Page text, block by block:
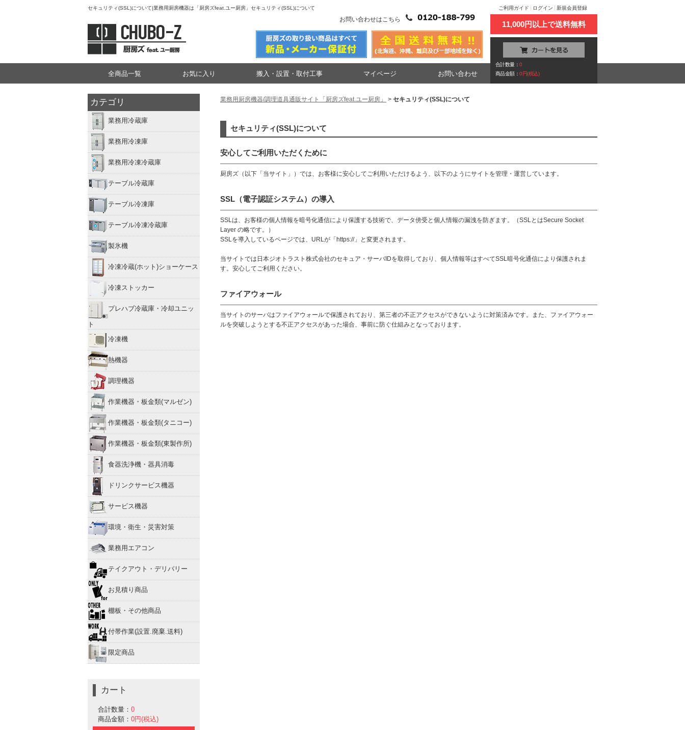
セキュリティ(SSL)について|業務用厨房機器は「厨房ズfeat.ユー厨房」セキュリティ(SSL)について
お問い合わせはこちら
ご利用ガイド ログイン 新規会員登録
11,000円以上で送料無料
合計数量：0
商品金額：0円(税込)
全商品一覧 お気に入り 搬入・設置・取付工事 マイページ お問い合わせ
カテゴリ
業務用冷蔵庫
業務用冷凍庫
業務用冷凍冷蔵庫
テーブル冷蔵庫
テーブル冷凍庫
テーブル冷凍冷蔵庫
製氷機
冷凍冷蔵(ホット)ショーケース
冷凍ストッカー
プレハブ冷蔵庫・冷却ユニッ
ト
冷凍機
熱機器
調理機器
作業機器・板金類(マルゼン)
作業機器・板金類(タニコー)
作業機器・板金類(東製作所)
食器洗浄機・器具消毒
ドリンクサービス機器
サービス機器
環境・衛生・災害対策
業務用エアコン
テイクアウト・デリバリー
お見積り商品
棚板・その他商品
付帯作業(設置.廃棄.送料)
限定商品
カート
合計数量： 0
商品金額： 0円(税込)
業務用厨房機器/調理道具通販サイト「厨房ズfeat.ユー厨房」 > セキュリティ(SSL)について
セキュリティ(SSL)について
安心してご利用いただくために
厨房ズ（以下「当サイト」）では、お客様に安心してご利用いただけるよう、以下のようにサイトを管理・運営しています。
SSL（電子認証システム）の導入
SSLは、お客様の個人情報を暗号化通信により保護する技術で、データ傍受と個人情報の漏洩を防ぎます。（SSLとはSecure Socket
Layer の略です。）
SSLを導入しているページでは、URLが「https://」と変更されます。
当サイトでは日本ジオトラスト株式会社のセキュア・サーバIDを取得しており、個人情報等はすべてSSL暗号化通信により保護されま
す。安心してご利用ください。
ファイアウォール
当サイトのサーバはファイアウォールで保護されており、第三者の不正アクセスができないように対策済みです。また、ファイアウォー
ルを突破しようとする不正アクセスがあった場合、事前に防ぐ仕組みとなっております。